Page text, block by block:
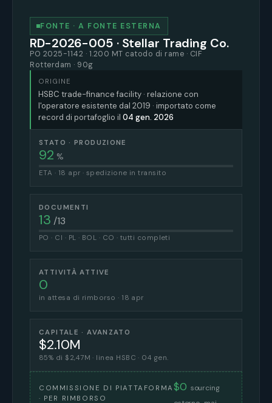
FONTE · A FONTE ESTERNA
RD-2026-005 · Stellar Trading Co.
PO 2025-1142 · 1.200 MT catodo di rame · CIF
Rotterdam · 90g
ORIGINE
HSBC trade-finance facility · relazione con
l'operatore esistente dal 2019 · importato come
record di portafoglio il 04 gen. 2026
STATO · PRODUZIONE
92 %
ETA · 18 apr · spedizione in transito
DOCUMENTI
13 /13
PO · CI · PL · BOL · CO · tutti completi
ATTIVITÀ ATTIVE
0
in attesa di rimborso · 18 apr
CAPITALE · AVANZATO
$2.10M
85% di $2,47M · linea HSBC · 04 gen.
COMMISSIONE DI PIATTAFORMA
· PER RIMBORSO
$0 sourcing